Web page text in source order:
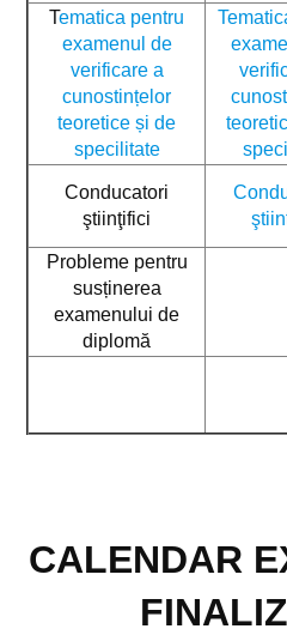
Tematica pentru
examenul de
verificare a
cunostințelor
teoretice și de
specilitate
Conducatori
ştiinţifici
Probleme pentru
susținerea
examenului de
diplomă
CALENDAR